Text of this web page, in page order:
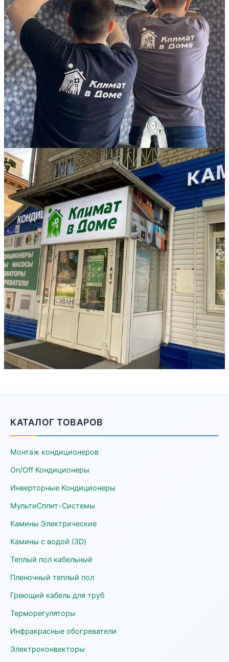
КАТАЛОГ ТОВАРОВ
Монтаж кондиционеров
On/Off Кондиционеры
Инверторные Кондиционеры
МультиСплит-Системы
Камины Электрические
Камины с водой (3D)
Теплый пол кабельный
Пленочный теплый пол
Греющий кабель для труб
Терморегуляторы
Инфракрасные обогреватели
Электроконвекторы